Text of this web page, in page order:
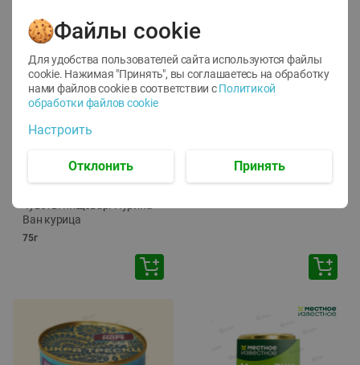
- 12
руб./шт
Ван курица
75г
ТОФУ Vegetus ТВЕРДЫЙ
Файлы cookie
Для удобства пользователей сайта используются файлы
cookie. Нажимая "Принять", вы соглашаетесь на обработку
нами файлов cookie в соответствии с Политикой
обработки файлов cookie
Настроить
Отклонить Принять